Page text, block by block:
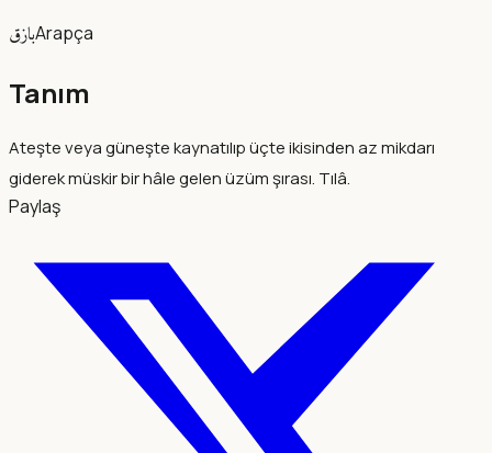
بازقArapça
Tanım
Ateşte veya güneşte kaynatılıp üçte ikisinden az mikdarı
giderek müskir bir hâle gelen üzüm şırası. Tılâ.
Paylaş